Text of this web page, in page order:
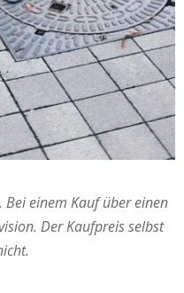
. Bei einem Kauf über einen
Der Kaufpreis selbst